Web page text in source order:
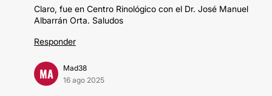
Claro, fue en Centro Rinológico con el Dr. José Manuel
Albarrán Orta. Saludos
Responder
MA
Mad38
16 ago 2025